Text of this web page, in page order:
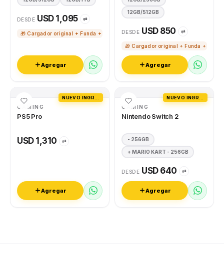
DESDE USD 1,095 ⇄
🎁 Cargador original + Funda + Vidrio templado
Agregar
12GB/512GB
DESDE USD 850 ⇄
🎁 Cargador original + Funda +
Agregar
GAMING
PS5 Pro
USD 1,310 ⇄
Agregar
GAMING
Nintendo Switch 2
- 256GB
+ MARIO KART - 256GB
DESDE USD 640 ⇄
Agregar